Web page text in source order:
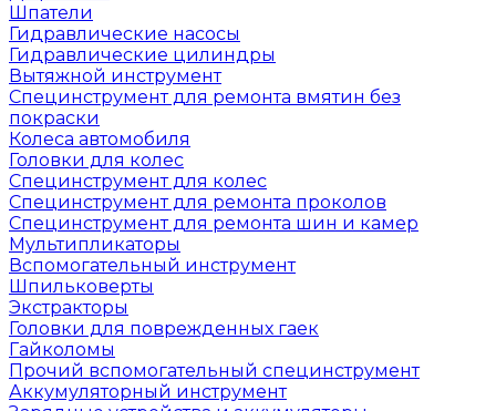
Шпатели
Гидравлические насосы
Гидравлические цилиндры
Вытяжной инструмент
Специнструмент для ремонта вмятин без
покраски
Колеса автомобиля
Головки для колес
Специнструмент для колес
Специнструмент для ремонта проколов
Специнструмент для ремонта шин и камер
Мультипликаторы
Вспомогательный инструмент
Шпильковерты
Экстракторы
Головки для поврежденных гаек
Гайколомы
Прочий вспомогательный специнструмент
Аккумуляторный инструмент